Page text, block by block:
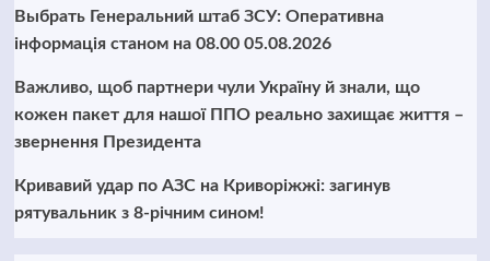
Выбрать Генеральний штаб ЗСУ: Оперативна
інформація станом на 08.00 05.08.2026
Важливо, щоб партнери чули Україну й знали, що
кожен пакет для нашої ППО реально захищає життя –
звернення Президента
Кривавий удар по АЗС на Криворіжжі: загинув
рятувальник з 8-річним сином!